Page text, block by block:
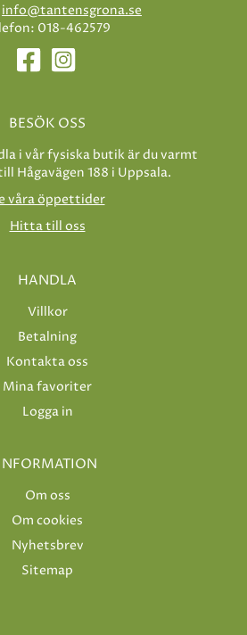
info@tantensgrona.se
018-462579
BESÖK OSS
i vår fysiska butik är du varmt
Hågavägen 188 i Uppsala.
våra öppettider
Hitta till oss
HANDLA
Villkor
Betalning
Kontakta oss
Mina favoriter
Logga in
Om oss
Om cookies
Nyhetsbrev
Sitemap